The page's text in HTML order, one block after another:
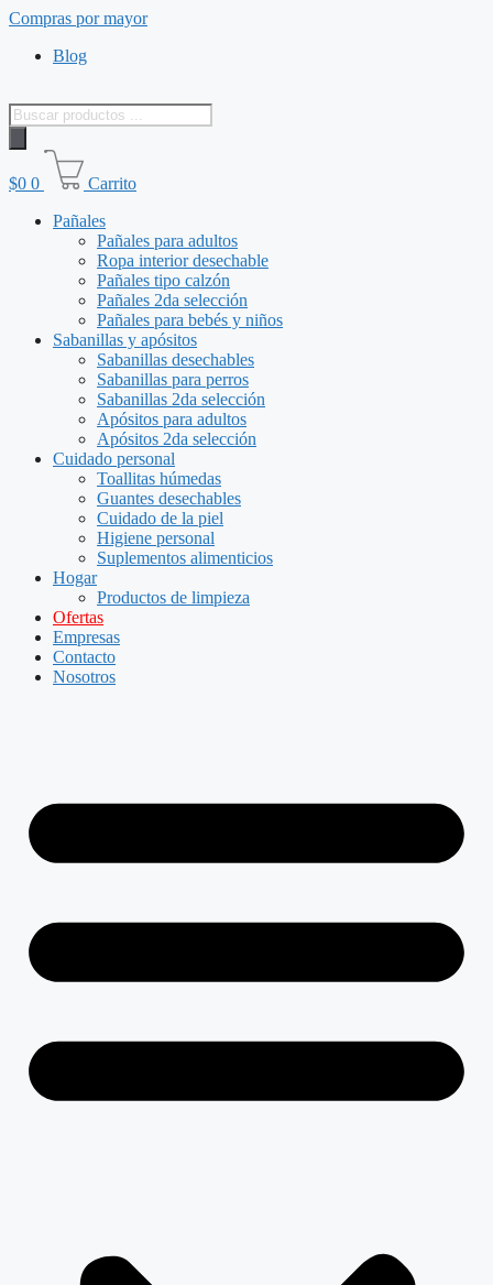
Saltar
contenido
Compras por mayor
Blog
Búsqueda
de
productos
$0 0
Carrito
Pañales
Pañales para adultos
Ropa interior desechable
Pañales tipo calzón
Pañales 2da selección
Pañales para bebés y niños
Sabanillas y apósitos
Sabanillas desechables
Sabanillas para perros
Sabanillas 2da selección
Apósitos para adultos
Apósitos 2da selección
Cuidado personal
Toallitas húmedas
Guantes desechables
Cuidado de la piel
Higiene personal
Suplementos alimenticios
Hogar
Productos de limpieza
Ofertas
Empresas
Contacto
Nosotros